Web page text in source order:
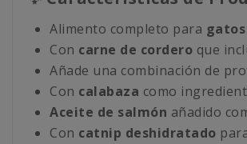
Alimento completo para
Con carne de cordero que
Añade una combinación de
Con calabaza como
Aceite de salmón añadido
Con catnip deshidratado